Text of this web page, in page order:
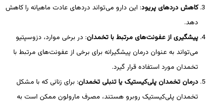
کاهش دردهای پریود: این دارو می‌تواند دردهای عادت ماهیانه را کاهش
دهد.
پیشگیری از عفونت‌های مرتبط با تخمدان: در برخی موارد، دزوسپتیو
می‌تواند به عنوان درمان پیشگیرانه برای برخی از عفونت‌های مرتبط با
تخمدان مورد استفاده قرار گیرد.
درمان تخمدان پلی‌کیستیک یا تنبلی تخمدان: برای زنانی که با مشکل
تخمدان پلی‌کیستیک روبرو هستند، مصرف مارولون ممکن است به